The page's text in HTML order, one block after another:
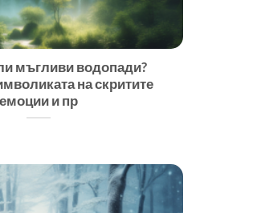
мъгливи водопади?
на скритите
емоции и пр